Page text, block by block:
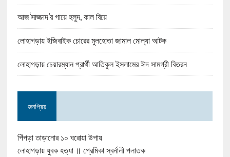
আজ‘সাজ্জাদ’র গায়ে হলুদ, কাল বিয়ে
লোহাগড়ায় ইজিবাইক চোরের মুলহোতা জামাল মোল্যা আটক
লোহাগড়ায় চেয়ারম্যান প্রার্থী আতিকুল ইসলামের ঈদ সামগ্রী বিতরন
জনপ্রিয়
পিঁপড়া তাড়ানোর ১০ ঘরোয়া উপায়
লোহাগড়ায় যুবক হত্যা ॥ প্রেমিকা স্বর্নালী পলাতক